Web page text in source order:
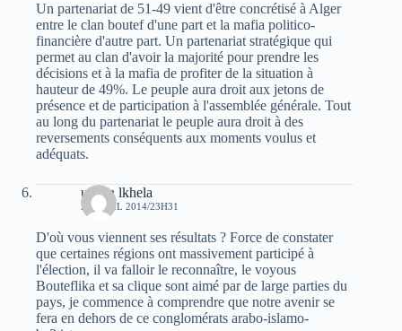
Un partenariat de 51-49 vient d'être concrétisé à Alger
entre le clan boutef d'une part et la mafia politico-
financière d'autre part. Un partenariat stratégique qui
permet au clan d'avoir la majorité pour prendre les
décisions et à la mafia de profiter de la situation à
hauteur de 49%. Le peuple aura droit aux jetons de
présence et de participation à l'assemblée générale. Tout
au long du partenariat le peuple aura droit à des
reversements conséquents aux moments voulus et
adéquats.
uchen lkhela
20 AVRIL 2014/23H31
D'où vous viennent ses résultats ? Force de constater
que certaines régions ont massivement participé à
l'élection, il va falloir le reconnaître, le voyous
Bouteflika et sa clique sont aimé par de large parties du
pays, je commence à comprendre que notre avenir se
fera en dehors de ce conglomérats arabo-islamo-